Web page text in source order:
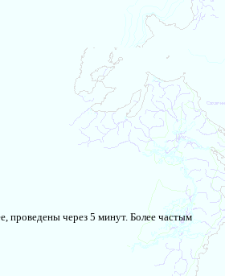
проведены через 5 минут. Более частым